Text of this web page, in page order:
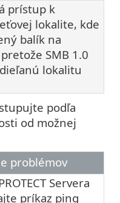
prístup k
lokalite, kde
balík na
SMB 1.0
lokalitu
podľa
od možnej
problémov
Servera
príkaz ping